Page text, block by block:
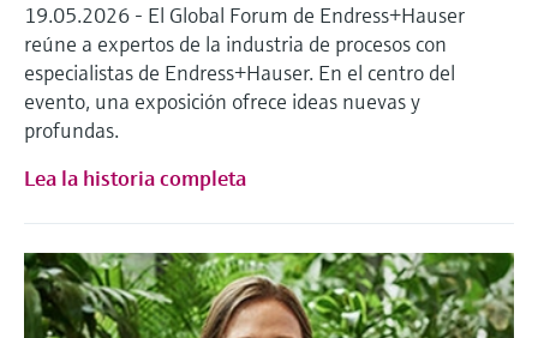
19.05.2026 - El Global Forum de Endress+Hauser
reúne a expertos de la industria de procesos con
especialistas de Endress+Hauser. En el centro del
evento, una exposición ofrece ideas nuevas y
profundas.
Lea la historia completa